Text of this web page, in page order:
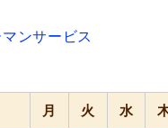
ンサービス
月 火 水